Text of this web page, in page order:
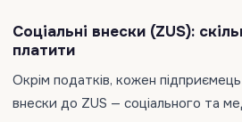
Соціальні внески (ZUS):
платити
Окрім податків, кожен
внески до ZUS — соціального та